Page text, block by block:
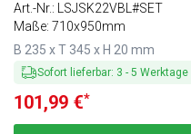
Art.-Nr.:
LSJSK22VBL#SET
Maße: 710x950mm
B 235 x T 345 x H 20 mm
Sofort lieferbar: 3 - 5 Werktage
101,99 €*